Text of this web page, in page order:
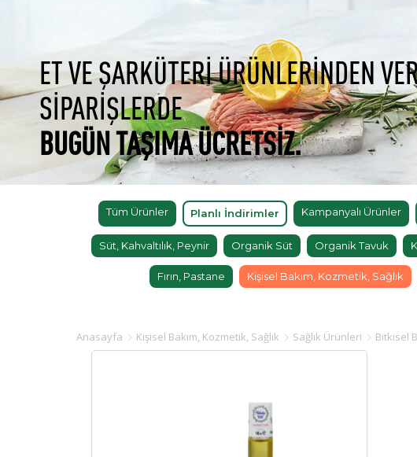
ET VE ŞARKÜTERİ ÜRÜNLERİNDEN
SİPARİŞLERDE
BUGÜN TAŞIMA ÜCRETSİZ.
Tüm Ürünler Planlı İndirimler Kampanyalı Ürünler
Süt, Kahvaltılık, Peynir Organik Süt Organik Tavuk
Fırın, Pastane Kişisel Bakım, Kozmetik, Sağlık
Anasayfa Kişisel Bakım, Kozmetik, Sağlık Sağlık Ürünleri Bitkisel